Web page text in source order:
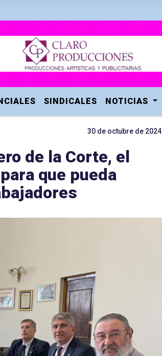
SINDICALES NOTICIAS
30 de octubre de 2024
de la Corte, el
que pueda